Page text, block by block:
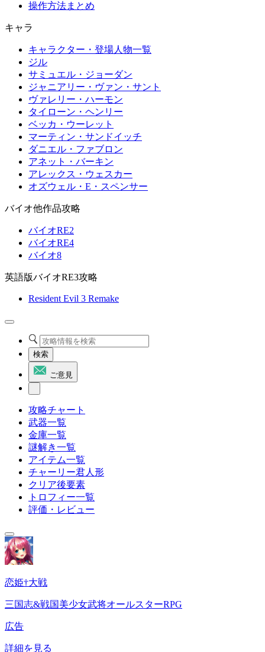
操作方法まとめ
キャラ
キャラクター・登場人物一覧
ジル
サミュエル・ジョーダン
ジャニアリー・ヴァン・サント
ヴァレリー・ハーモン
タイローン・ヘンリー
ベッカ・ウーレット
マーティン・サンドイッチ
ダニエル・ファブロン
アネット・バーキン
アレックス・ウェスカー
オズウェル・E・スペンサー
バイオ他作品攻略
バイオRE2
バイオRE4
バイオ8
英語版バイオRE3攻略
Resident Evil 3 Remake
検索
ご意見
攻略チャート
武器一覧
金庫一覧
謎解き一覧
アイテム一覧
チャーリー君人形
クリア後要素
トロフィー一覧
評価・レビュー
恋姫†大戦
三国志&戦国美少女武将オールスターRPG
広告
詳細を見る